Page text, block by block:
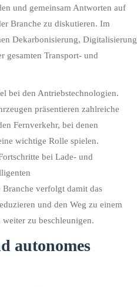
und gemeinsam Antworten auf
Branche zu diskutieren. Im
Dekarbonisierung, Digitalisierung
gesamten Transport- und
bei den Antriebstechnologien.
präsentieren zahlreiche
Fernverkehr, bei denen
wichtige Rolle spielen.
bei Lade- und
Branche verfolgt damit das
und den Weg zu einem
zu beschleunigen.
autonomes